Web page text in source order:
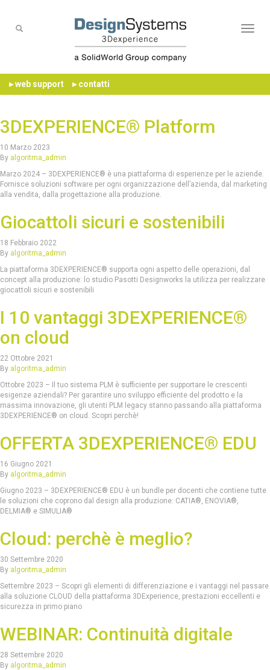
▸ web support ▸ contatti
3DEXPERIENCE® Platform
10 Marzo 2023
By algoritma_admin
Marzo 2024 – 3DEXPERIENCE® è una piattaforma di esperienze per le aziende.
Fornisce soluzioni software per ogni organizzazione dell’azienda, dal marketing
alla vendita, dalla progettazione alla produzione.
Giocattoli sicuri e sostenibili
18 Febbraio 2022
By algoritma_admin
La piattaforma 3DEXPERIENCE® supporta ogni aspetto delle operazioni, dal
concept alla produzione: lo studio Pasotti Designworks la utilizza per realizzare
giocattoli sicuri e sostenibili
I 10 vantaggi 3DEXPERIENCE®
on cloud
22 Ottobre 2021
By algoritma_admin
Ottobre 2023 – Il tuo sistema PLM è sufficiente per supportare le crescenti
esigenze aziendali? Per garantire uno sviluppo efficiente del prodotto e la
massima innovazione, gli utenti PLM legacy stanno passando alla piattaforma
3DEXPERIENCE® on cloud. Scopri perchè!
OFFERTA 3DEXPERIENCE® EDU
16 Giugno 2021
By algoritma_admin
Giugno 2023 – 3DEXPERIENCE® EDU è un bundle per docenti che contiene tutte
le soluzioni che coprono dal design alla produzione: CATIA®, ENOVIA®,
DELMIA® e SIMULIA®
Cloud: perchè è meglio?
30 Settembre 2020
By algoritma_admin
Settembre 2023 – Scopri gli elementi di differenziazione e i vantaggi nel passare
alla soluzione CLOUD della piattaforma 3DExperience, prestazioni eccellenti e
sicurezza in primo piano
WEBINAR: Continuità digitale
28 Settembre 2020
By algoritma_admin